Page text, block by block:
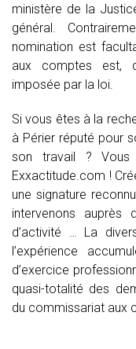
ministère de la
général.
nomination est
aux comptes est,
imposée par la loi.
Si vous êtes à la
à Périer réputé pour
son travail ?
Exxactitude.com !
une signature
intervenons auprès
d’activité … La
l’expérience
d’exercice
quasi-totalité des
du commissariat aux